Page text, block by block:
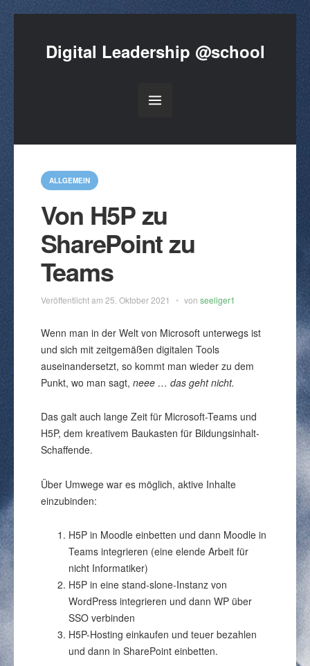
Digital Leadership @school
K
a
e
n
ALLGEMEIN
Von H5P zu
SharePoint zu
Teams
Veröffentlicht am 25. Oktober 2021 von seeliger1
Wenn man in der Welt von Microsoft unterwegs ist
und sich mit zeitgemäßen digitalen Tools
auseinandersetzt, so kommt man wieder zu dem
Punkt, wo man sagt, neee … das geht nicht.
Das galt auch lange Zeit für Microsoft-Teams und
H5P, dem kreativem Baukasten für Bildungsinhalt-
Schaffende.
Über Umwege war es möglich, aktive Inhalte
einzubinden:
H5P in Moodle einbetten und dann Moodle in
Teams integrieren (eine elende Arbeit für
nicht Informatiker)
H5P in eine stand-slone-Instanz von
WordPress integrieren und dann WP über
SSO verbinden
H5P-Hosting einkaufen und teuer bezahlen
und dann in SharePoint einbetten.